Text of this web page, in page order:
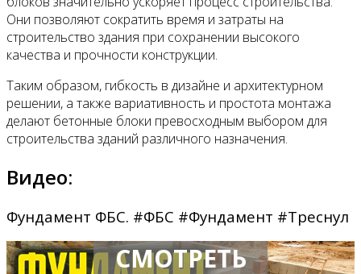
Они позволяют сократить время и затраты на
строительство здания при сохранении высокого
качества и прочности конструкции.
Таким образом, гибкость в дизайне и архитектурном
решении, а также вариативность и простота монтажа
делают бетонные блоки превосходным выбором для
строительства зданий различного назначения.
Видео:
Фундамент ФБС. #ФБС #Фундамент #Треснул
СМОТРЕТЬ